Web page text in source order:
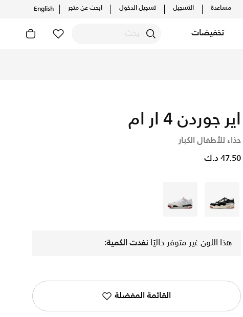
مساعدة التسجيل تسجيل الدخول ابحث عن متجر English
تخفيضات
اير جوردن 4 ار ام
حذاء للأطفال الكبار
47.50 د.ك
أسود أبيض
هذا اللون غير متوفر حاليًا نفدت الكمية:
القائمة المفضلة